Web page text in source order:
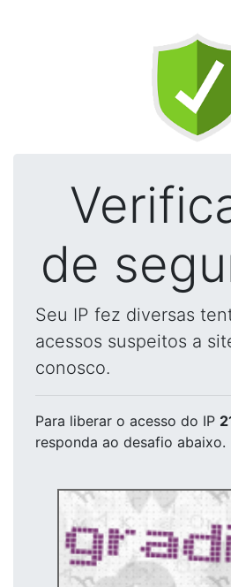
de
Seu IP fez diversas
acessos suspeitos a
conosco.
Para liberar o acesso do IP
responda ao desafio abaixo.